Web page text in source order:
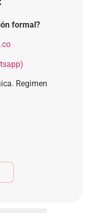
formal?
Regimen